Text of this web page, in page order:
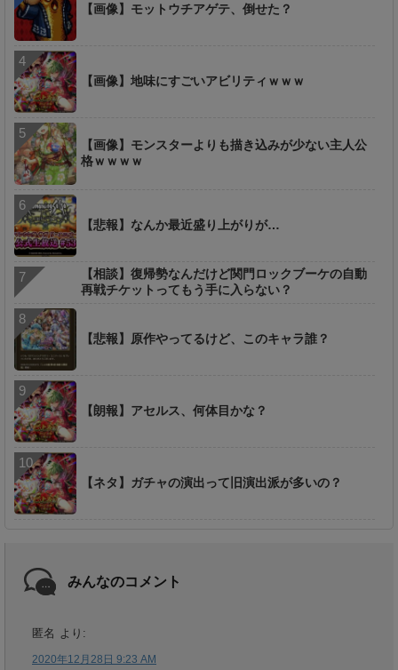
【画像】モットウチアゲテ、倒せた？
【画像】地味にすごいアビリティｗｗｗ
【画像】モンスターよりも描き込みが少ない主人公
格ｗｗｗｗ
【悲報】なんか最近盛り上がりが…
【相談】復帰勢なんだけど関門ロックブーケの自動
再戦チケットってもう手に入らない？
【悲報】原作やってるけど、このキャラ誰？
【朗報】アセルス、何体目かな？
【ネタ】ガチャの演出って旧演出派が多いの？
みんなのコメント
匿名 より:
2020年12月28日 9:23 AM